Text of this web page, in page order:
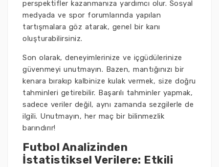
perspektifler kazanmanıza yardımcı olur. Sosyal
medyada ve spor forumlarında yapılan
tartışmalara göz atarak, genel bir kanı
oluşturabilirsiniz.
Son olarak, deneyimlerinize ve içgüdülerinize
güvenmeyi unutmayın. Bazen, mantığınızı bir
kenara bırakıp kalbinize kulak vermek, size doğru
tahminleri getirebilir. Başarılı tahminler yapmak,
sadece veriler değil, aynı zamanda sezgilerle de
ilgili. Unutmayın, her maç bir bilinmezlik
barındırır!
Futbol Analizinden
İstatistiksel Verilere: Etkili